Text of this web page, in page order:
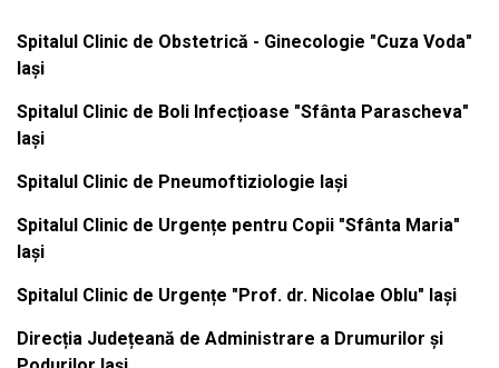
Spitalul Clinic de Obstetrică - Ginecologie "Cuza Voda"
Iași
Spitalul Clinic de Boli Infecțioase "Sfânta Parascheva"
Iași
Spitalul Clinic de Pneumoftiziologie Iași
Spitalul Clinic de Urgențe pentru Copii "Sfânta Maria"
Iași
Spitalul Clinic de Urgențe "Prof. dr. Nicolae Oblu" Iași
Direcția Județeană de Administrare a Drumurilor și